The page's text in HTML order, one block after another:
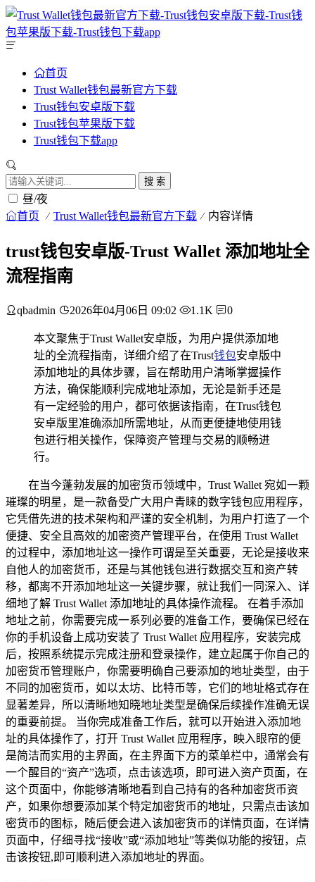
首页
Trust Wallet钱包最新官方下载
Trust钱包安卓版下载
Trust钱包苹果版下载
Trust钱包下载app
搜 索
昼/夜
首页 Trust Wallet钱包最新官方下载 内容详情
trust钱包安卓版-Trust Wallet 添加地址全
流程指南
qbadmin 2026年04月06日 09:02 1.1K 0
本文聚焦于Trust Wallet安卓版，为用户提供添加地
址的全流程指南，详细介绍了在Trust钱包安卓版中
添加地址的具体步骤，旨在帮助用户清晰掌握操作
方法，确保能顺利完成地址添加，无论是新手还是
有一定经验的用户，都可依据该指南，在Trust钱包
安卓版里准确添加所需地址，从而更便捷地使用钱
包进行相关操作，保障资产管理与交易的顺畅进
行。
在当今蓬勃发展的加密货币领域中，Trust Wallet 宛如一颗
璀璨的明星，是一款备受广大用户青睐的数字钱包应用程序，
它凭借先进的技术架构和严谨的安全机制，为用户打造了一个
便捷、安全且高效的加密资产管理平台，在使用 Trust Wallet
的过程中，添加地址这一操作可谓是至关重要，无论是接收来
自他人的加密货币，还是与其他钱包进行数据交互和资产转
移，都离不开添加地址这一关键步骤，就让我们一同深入、详
细地了解 Trust Wallet 添加地址的具体操作流程。 在着手添加
地址之前，你需要完成一系列必要的准备工作，要确保已经在
你的手机设备上成功安装了 Trust Wallet 应用程序，安装完成
后，按照系统提示完成注册和登录操作，建立起属于你自己的
加密货币管理账户，你需要明确自己要添加的地址类型，由于
不同的加密货币，如以太坊、比特币等，它们的地址格式存在
显著差异，所以清晰地知晓地址类型是确保后续操作准确无误
的重要前提。 当你完成准备工作后，就可以开始进入添加地
址的具体操作了，打开 Trust Wallet 应用程序，映入眼帘的便
是简洁而实用的主界面，在主界面下方的菜单栏中，通常会有
一个醒目的“资产”选项，点击该选项，即可进入资产页面，在
这个页面中，你能够清晰地看到自己持有的各种加密货币资
产，如果你想要添加某个特定加密货币的地址，只需点击该加
密货币的图标，随后便会进入该加密货币的详情页面，在详情
页面中，仔细寻找“接收”或“添加地址”等类似功能的按钮，点
击该按钮,即可顺利进入添加地址的界面。